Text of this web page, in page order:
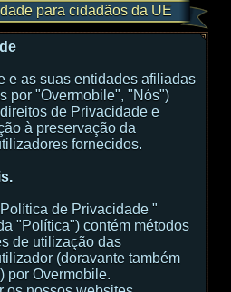
para cidadãos da UE
e as suas entidades afiliadas
por "Overmobile", "Nós")
de Privacidade e
à preservação da
fornecidos.
de Privacidade "
"Política") contém métodos
de utilização das
(doravante também
por Overmobile.